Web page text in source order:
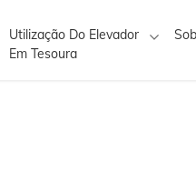
Utilização Do Elevador
Em Tesoura